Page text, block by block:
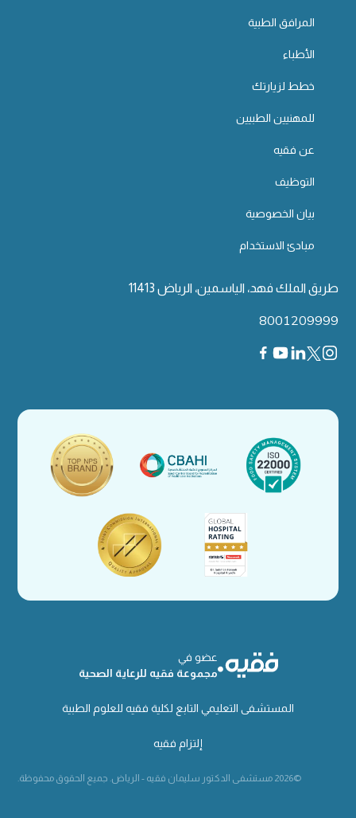
المرافق الطبية
الأطباء
خطط لزيارتك
للمهنيين الطبيين
عن فقيه
التوظيف
بيان الخصوصية
مبادئ الاستخدام
طريق الملك فهد، الياسمين، الرياض 11413
8001209999
عضو في
مجموعة فقيه للرعاية الصحية
المستشفى التعليمي التابع لكلية فقيه للعلوم الطبية
إلتزام فقيه
©2026 مستشفى الدكتور سليمان فقيه - الرياض. جميع الحقوق محفوظة.